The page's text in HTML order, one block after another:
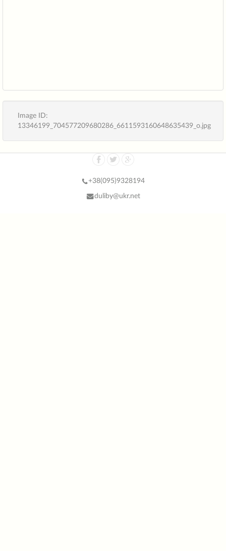
Image ID:
13346199_704577209680286_6611593160648635439_o.jpg
+38(095)9328194
duliby@ukr.net